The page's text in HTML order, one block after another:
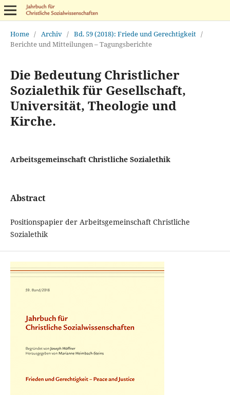
Home / Archiv / Bd. 59 (2018): Friede und Gerechtigkeit /
Berichte und Mitteilungen – Tagungsberichte
Die Bedeutung Christlicher
Sozialethik für Gesellschaft,
Universität, Theologie und
Kirche.
Arbeitsgemeinschaft Christliche Sozialethik
Abstract
Positionspapier der Arbeitsgemeinschaft Christliche
Sozialethik